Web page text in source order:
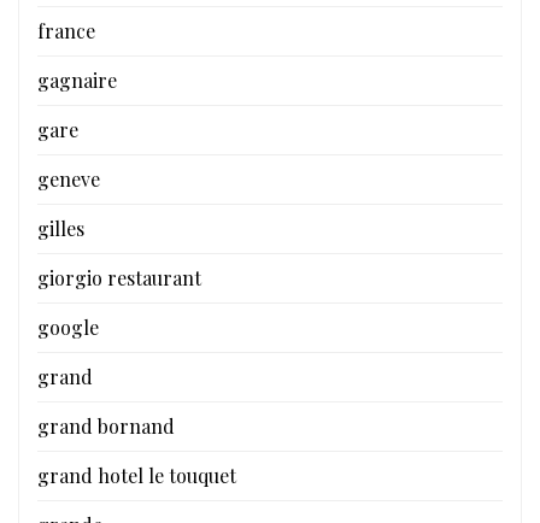
france
gagnaire
gare
geneve
gilles
giorgio restaurant
google
grand
grand bornand
grand hotel le touquet